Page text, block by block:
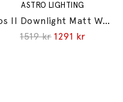
ASTRO LIGHTING
Kos II Downlight Matt White IP65
1519 kr 1291 kr